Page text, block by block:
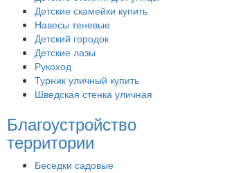
Детские скамейки купить
Навесы теневые
Детский городок
Детские лазы
Рукоход
Турник уличный купить
Шведская стенка уличная
Благоустройство
территории
Беседки садовые